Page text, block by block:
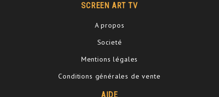
SCREEN ART TV
A propos
Societé
Mentions légales
Conditions générales de vente
AIDE